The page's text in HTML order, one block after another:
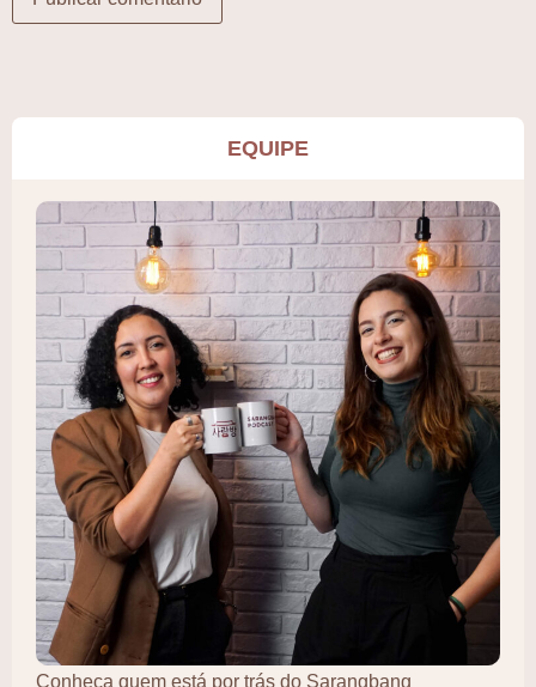
EQUIPE
Conheça quem está por trás do Sarangbang